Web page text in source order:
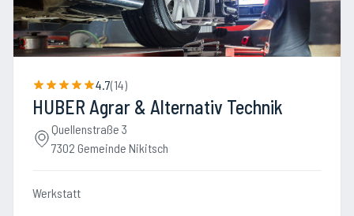
4.7(14)
HUBER Agrar & Alternativ Technik
Quellenstraße 3
7302 Gemeinde Nikitsch
Werkstatt